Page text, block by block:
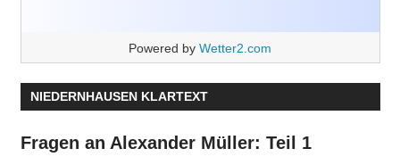
Powered by Wetter2.com
NIEDERNHAUSEN KLARTEXT
Fragen an Alexander Müller: Teil 1